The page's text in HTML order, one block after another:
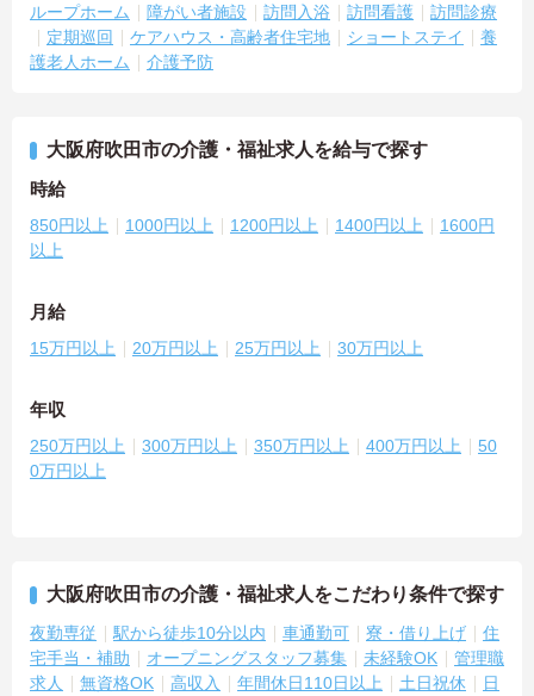
ループホーム
障がい者施設 訪問入浴 訪問看護
訪問診療
定期巡回
ケアハウス・高齢者住宅地 ショートステイ
養
護老人ホーム
介護予防
大阪府吹田市の介護・福祉求人を給与で探す
時給
850円以上 1000円以上 1200円以上 1400円以上
1600円
以上
月給
15万円以上 20万円以上 25万円以上 30万円以上
年収
250万円以上 300万円以上 350万円以上 400万円以上
50
0万円以上
大阪府吹田市の介護・福祉求人をこだわり条件で探す
夜勤専従 駅から徒歩10分以内 車通勤可 寮・借り上げ
住
宅手当・補助
オープニングスタッフ募集 未経験OK
管理職
求人
無資格OK 高収入 年間休日110日以上 土日祝休
日